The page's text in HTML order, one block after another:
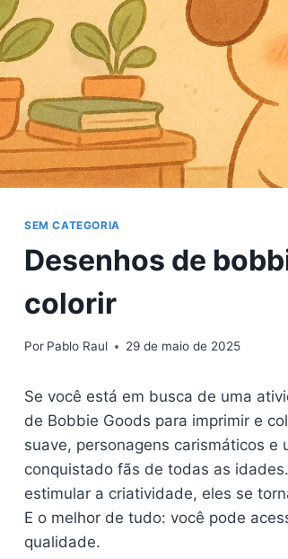
SEM CATEGORIA
Desenhos de
colorir
Por Pablo Raul 29 de maio de 2025
Se você está em busca de uma
de Bobbie Goods para imprimir e
suave, personagens carismáticos
conquistado fãs de todas as
estimular a criatividade, eles se
E o melhor de tudo: você pode
qualidade.